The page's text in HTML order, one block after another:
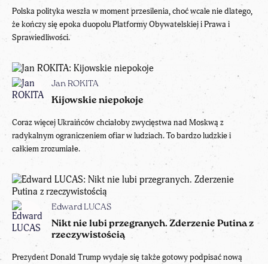
Polska polityka weszła w moment przesilenia, choć wcale nie dlatego,
że kończy się epoka duopolu Platformy Obywatelskiej i Prawa i
Sprawiedliwości.
Jan ROKITA
Kijowskie niepokoje
Coraz więcej Ukraińców chciałoby zwycięstwa nad Moskwą z
radykalnym ograniczeniem ofiar w ludziach. To bardzo ludzkie i
całkiem zrozumiałe.
Edward LUCAS
Nikt nie lubi przegranych. Zderzenie Putina z
rzeczywistością
Prezydent Donald Trump wydaje się także gotowy podpisać nową